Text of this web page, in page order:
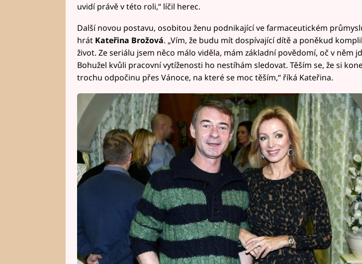
uvidí právě v této roli,“ líčil herec.
Další novou postavu, osobitou ženu podnikající ve farmaceutickém
hrát Kateřina Brožová. „Vím, že budu mít dospívající dítě a poněkud
život. Ze seriálu jsem něco málo viděla, mám základní povědomí, oč v něm
Bohužel kvůli pracovní vytíženosti ho nestíhám sledovat. Těším se, že si
trochu odpočinu přes Vánoce, na které se moc těším,“ říká Kateřina.